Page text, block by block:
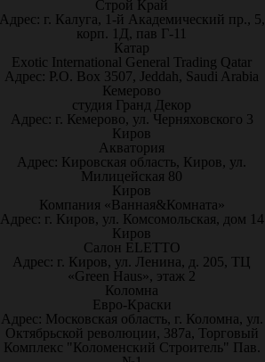
Строй Край
г. Калуга, 1-й Академический пр., 5,
корп. 1Д, пав Г-11
Катар
Exotic International General Trading Qatar
Адрес: P.O. Box 3507, Jeddah, Saudi Arabia
Кемерово
студия Гранд Декор
Адрес: г. Кемерово, ул. Черняховского 3
Киров
Акватория
Адрес: Кировская область, Киров, ул.
Милицейская 80
Киров
Компания «Ванная&Комната»
Адрес: г. Киров, ул. Комсомольская, дом 14
Киров
Салон ELETTO
Адрес: г. Киров, ул. Ленина, д. 205, ТЦ
«Green Haus», этаж 2
Коломна
Евро-Краски
Адрес: Московская область, г. Коломна, ул.
Октябрьской революции, 387а, Торговый
Комплекс "Коломенский Строитель" Пав.